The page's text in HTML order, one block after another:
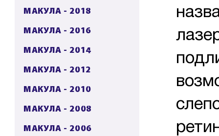
МАКУЛА - 2018
МАКУЛА - 2016
МАКУЛА - 2014
МАКУЛА - 2012
МАКУЛА - 2010
МАКУЛА - 2008
МАКУЛА - 2006